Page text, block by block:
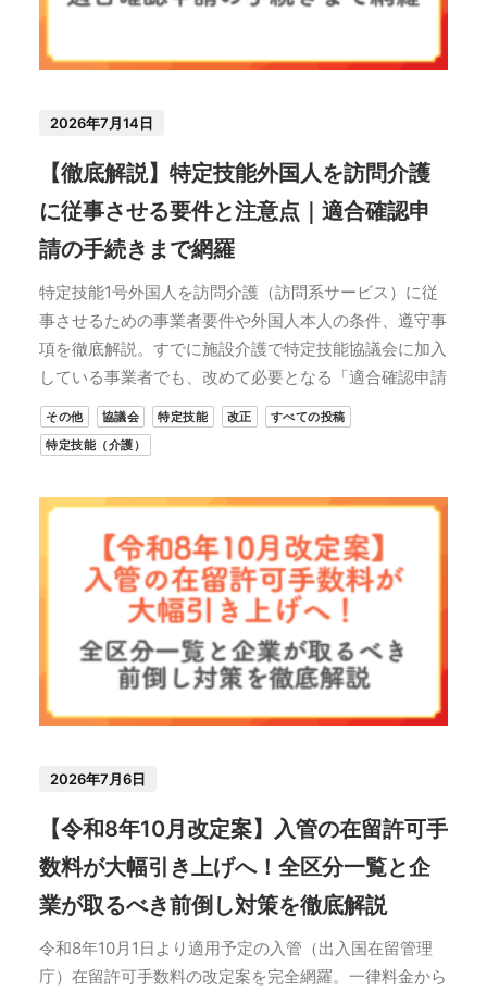
2026年7月14日
【徹底解説】特定技能外国人を訪問介護
に従事させる要件と注意点｜適合確認申
請の手続きまで網羅
特定技能1号外国人を訪問介護（訪問系サービス）に従
事させるための事業者要件や外国人本人の条件、遵守事
項を徹底解説。すでに施設介護で特定技能協議会に加入
している事業者でも、改めて必要となる「適合確認申請
その他 協議会 特定技能 改正
すべての投稿
特定技能（介護）
2026年7月6日
【令和8年10月改定案】入管の在留許可手
数料が大幅引き上げへ！全区分一覧と企
業が取るべき前倒し対策を徹底解説
令和8年10月1日より適用予定の入管（出入国在留管理
庁）在留許可手数料の改定案を完全網羅。一律料金から